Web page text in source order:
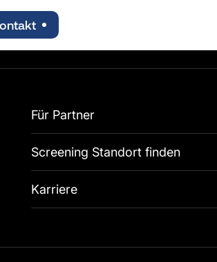
Für Partner
Screening Standort finden
Karriere